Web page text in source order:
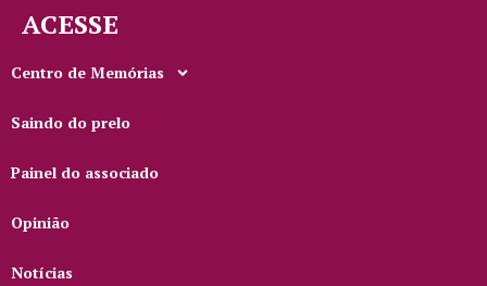
ACESSE
Centro de Memórias
Saindo do prelo
Painel do associado
Opinião
Notícias